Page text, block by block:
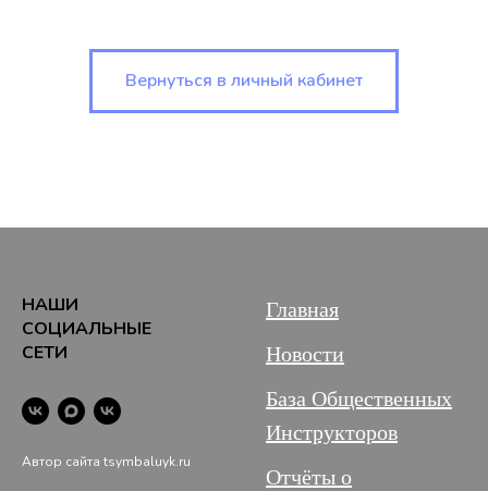
Вернуться в личный кабинет
НАШИ
СОЦИАЛЬНЫЕ
СЕТИ
Автор сайта tsymbaluyk.ru
Главная
Новости
База Общественных
Инструкторов
Отчёты о